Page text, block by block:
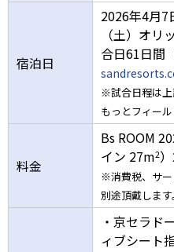
宿泊日
2026年4月7
（土）オ
合日61日間
※試合日程は上
もっとフィー
料金
Bs ROOM
イン 27m2
※消費税、サー
別途頂戴します
・京セラド
ィブシート